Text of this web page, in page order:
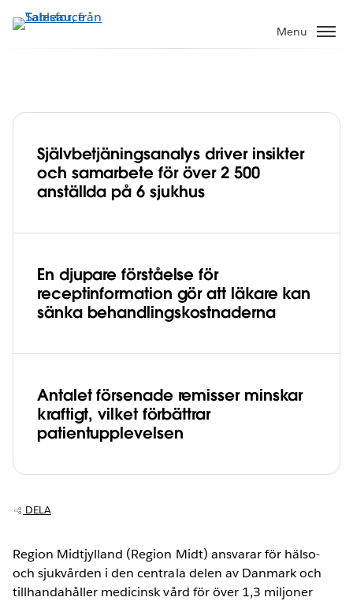
vidare
Menu
Region Midtjylland förbättrar
patientvården och minskar
behandlingskostnaderna för 1,3 miljoner
Play
Video
Självbetjäningsanalys driver insikter
och samarbete för över 2 500
anställda på 6 sjukhus
En djupare förståelse för
receptinformation gör att läkare kan
sänka behandlingskostnaderna
Antalet försenade remisser minskar
kraftigt, vilket förbättrar
patientupplevelsen
DELA
Region Midtjylland (Region Midt) ansvarar för hälso-
och sjukvården i den centrala delen av Danmark och
tillhandahåller medicinsk vård för över 1,3 miljoner